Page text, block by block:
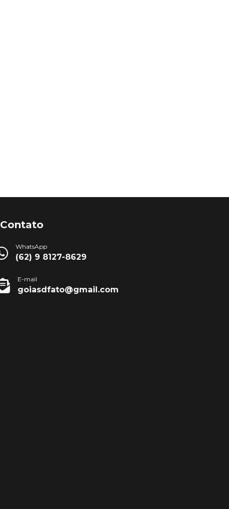
Contato
WhatsApp
(62) 9 8127-8629
E-mail
goiasdfato@gmail.com